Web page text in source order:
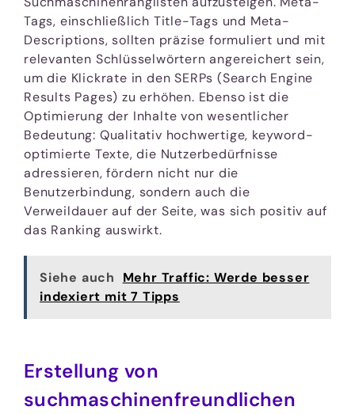
Tags, einschließlich Title-Tags und Meta-
Descriptions, sollten präzise formuliert und mit
relevanten Schlüsselwörtern angereichert sein,
um die Klickrate in den SERPs (Search Engine
Results Pages) zu erhöhen. Ebenso ist die
Optimierung der Inhalte von wesentlicher
Bedeutung: Qualitativ hochwertige, keyword-
optimierte Texte, die Nutzerbedürfnisse
adressieren, fördern nicht nur die
Benutzerbindung, sondern auch die
Verweildauer auf der Seite, was sich positiv auf
das Ranking auswirkt.
Siehe auch
Mehr Traffic: Werde besser
indexiert mit 7 Tipps
Erstellung von
suchmaschinenfreundlichen